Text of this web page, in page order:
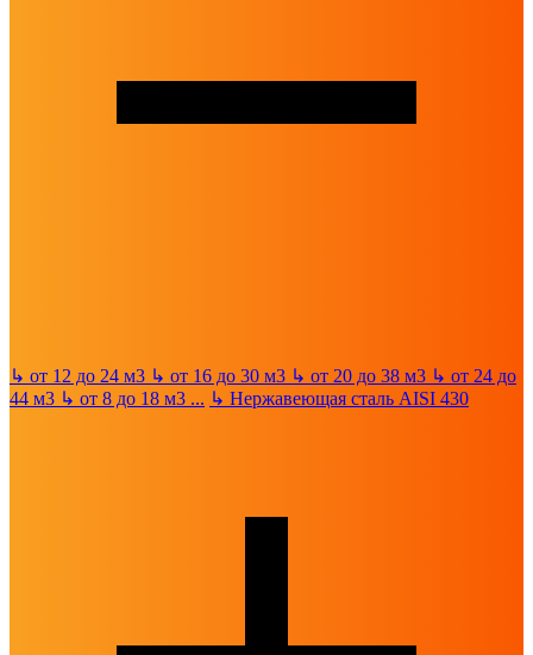
↳ от 12 до 24 м3 ↳ от 16 до 30 м3 ↳ от 20 до 38 м3 ↳ от 24 до
44 м3 ↳ от 8 до 18 м3 ... ↳ Нержавеющая сталь AISI 430